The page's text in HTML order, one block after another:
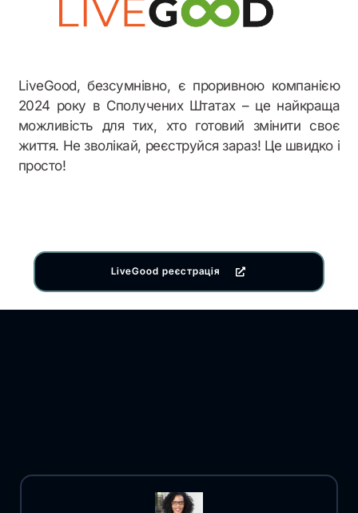
LiveGood, безсумнівно, є проривною компанією
2024 року в Сполучених Штатах – це найкраща
можливість для тих, хто готовий змінити своє
життя. Не зволікай, реєструйся зараз! Це швидко і
просто!
LiveGood реєстрація